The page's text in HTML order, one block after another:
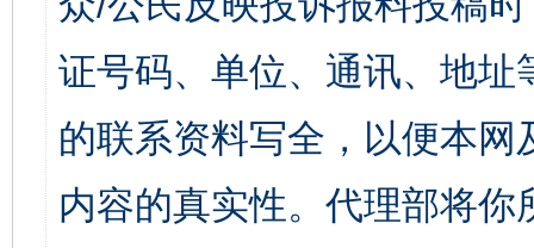
证号码、单位、通讯、地
的联系资料写全，以便本
内容的真实性。代理部将